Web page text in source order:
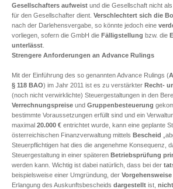
Gesellschafters aufweist und die Gesellschaft nicht
für den Gesellschafter dient. Verschlechtert sich die
nach der Darlehensvergabe, so könnte jedoch eine
vorliegen, sofern die GmbH die Fälligstellung bzw. die
unterlässt
Strengere Anforderungen an Advance Rulings
Mit der Einführung des so genannten Advance Rulings (
§ 118 BAO) im Jahr 2011 ist es zu verstärkter Recht-
(noch nicht verwirklichte) Steuergestaltungen in den
Verrechnungspreise und Gruppenbesteuerung
bestimmte Voraussetzungen erfüllt sind und ein
maximal 20.000 € entrichtet wurde, kann eine geplante
österreichischen Finanzverwaltung mittels Bescheid
Steuerpflichtigen hat dies die angenehme Konsequenz,
Steuergestaltung in einer späteren Betriebsprüfung
werden kann. Wichtig ist dabei natürlich, dass bei der
beispielsweise einer Umgründung, der Vorgehensweise
Erlangung des Auskunftsbescheids dargestellt ist,